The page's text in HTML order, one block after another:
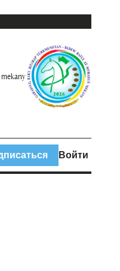
Войти